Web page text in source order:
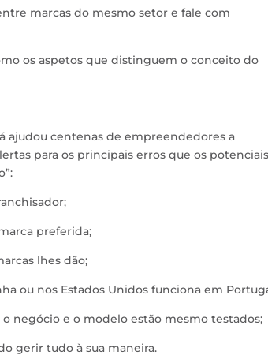
marcas do mesmo setor e fale com
os aspetos que distinguem o conceito do
ajudou centenas de empreendedores a
para os principais erros que os potenciais
preferida;
lhes dão;
ou nos Estados Unidos funciona em
negócio e o modelo estão mesmo testados;
gerir tudo à sua maneira.